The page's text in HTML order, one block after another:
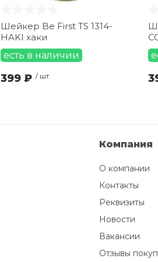
Шейкер Be First TS 1314-
HAKI хаки
есть в наличии
399 ₽ / шт.
Компания
О компании
Контакты
Реквизиты
Новости
Вакансии
Отзывы